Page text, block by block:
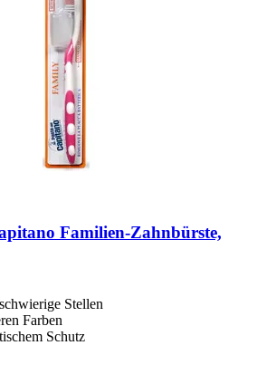
Familien-​Zahnbürste,
Stellen
Farben
Schutz